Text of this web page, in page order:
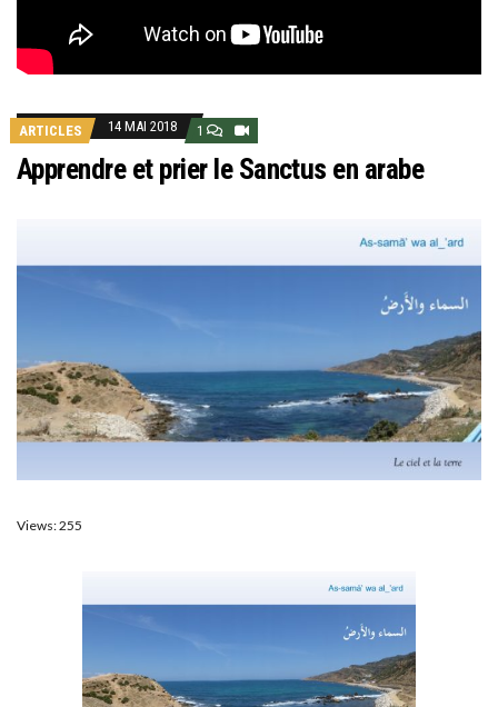
ARTICLES 14 MAI 2018 1
Apprendre et prier le Sanctus en arabe
Views: 255